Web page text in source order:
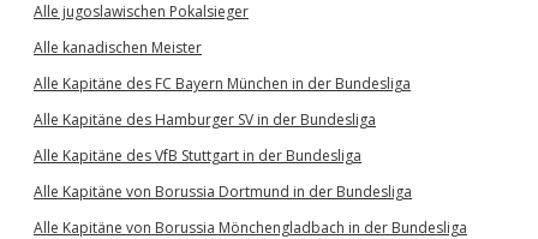
Alle jugoslawischen Pokalsieger
Alle kanadischen Meister
Alle Kapitäne des FC Bayern München in der Bundesliga
Alle Kapitäne des Hamburger SV in der Bundesliga
Alle Kapitäne des VfB Stuttgart in der Bundesliga
Alle Kapitäne von Borussia Dortmund in der Bundesliga
Alle Kapitäne von Borussia Mönchengladbach in der Bundesliga